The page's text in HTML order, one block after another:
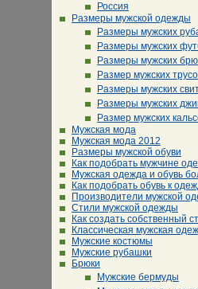
Россия
Размеры мужской одежды
Размеры мужских
Размеры мужских
Размеры мужских
Размер мужских
Размеры мужских
Размеры мужских
Размер мужских
Мужская мода
Мужская мода 2012
Размеры мужской обуви
Как подобрать мужчине
Мужская одежда и обувь
Как подобрать обувь к
Производители мужской
Стили мужской одежды
Как создать собственный
Классическая мужская
Мужские костюмы
Мужские рубашки
Брюки
Мужские бермуды